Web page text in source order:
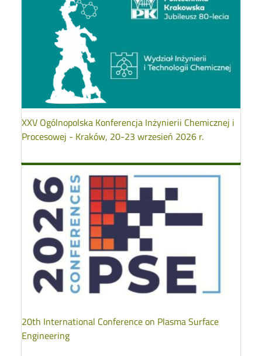
XXV Ogólnopolska Konferencja Inżynierii Chemicznej i
Procesowej - Kraków, 20-23 wrzesień 2026 r.
20th International Conference on Plasma Surface
Engineering